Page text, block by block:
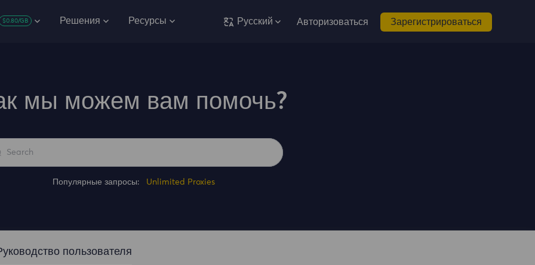
$0.80/GB Решения Ресурсы Русский Авторизоваться Зарегистрироваться
мы можем вам помочь?
Популярные запросы: Unlimited Proxies
пользователя